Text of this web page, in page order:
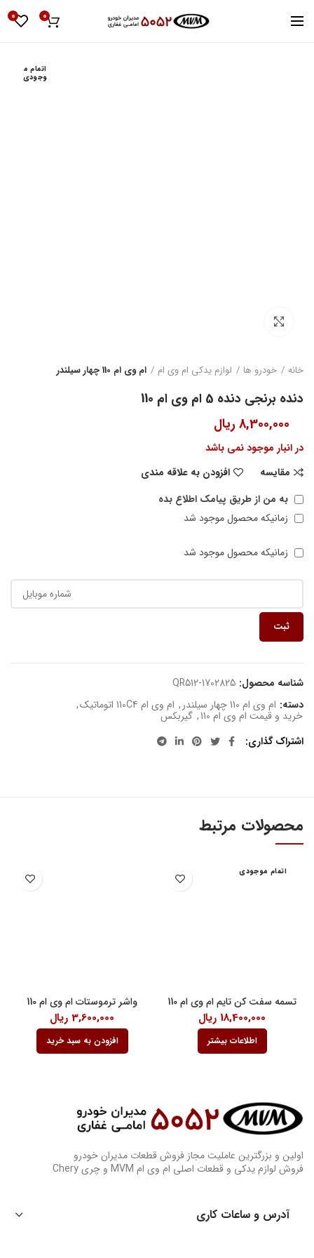
0
0
اتمام م
وجودی
خانه خودرو ها لوازم یدکی ام وی ام ام وی ام 110 چهار سیلندر
دنده برنجی دنده 5 ام وی ام 110
8,300,000 ریال
در انبار موجود نمی باشد
مقایسه
افزودن به علاقه مندی
به من از طریق پیامک اطلاع بده
زمانیکه محصول موجود شد
زمانیکه محصول موجود شد
ثبت
شناسه محصول: QR512-1702825
دسته: ام وی ام 110 چهار سیلندر , ام وی ام 110C4 اتوماتیک ,
خرید و قیمت ام وی ام 110 , گیربکس
اشتراک گذاری
محصولات مرتبط
اتمام موجودی
تسمه سفت کن تایم ام وی ام 110
18,400,000 ریال
اطلاعات بیشتر
واشر ترموستات ام وی ام 110
3,600,000 ریال
افزودن به سبد خرید
اولین و بزرگترین عاملیت مجاز فروش قطعات مدیران خودرو
فروش لوازم یدکی و قطعات اصلی ام وی ام MVM و چری Chery
آدرس و ساعات کاری